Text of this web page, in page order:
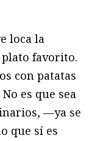
loca la
favorito.
con patatas
es que sea
—ya se
que sí es